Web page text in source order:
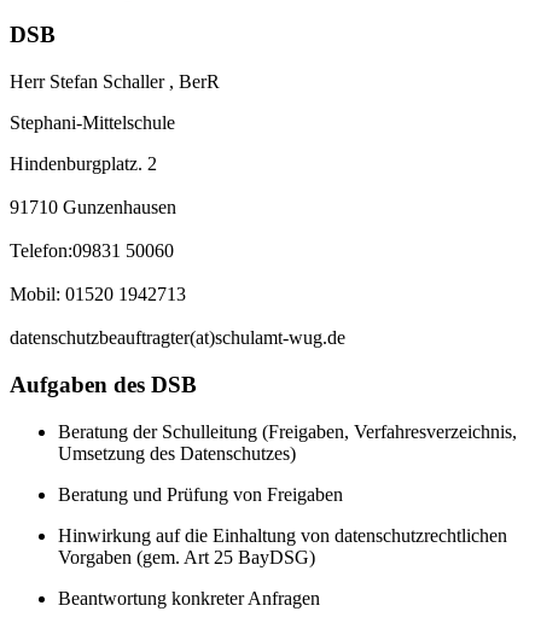
DSB
Herr Stefan Schaller , BerR
Stephani-Mittelschule
Hindenburgplatz. 2
91710 Gunzenhausen
Telefon:09831 50060
Mobil: 01520 1942713
datenschutzbeauftragter(at)schulamt-wug.de
Aufgaben des DSB
Beratung der Schulleitung (Freigaben, Verfahresverzeichnis,
Umsetzung des Datenschutzes)
Beratung und Prüfung von Freigaben
Hinwirkung auf die Einhaltung von datenschutzrechtlichen
Vorgaben (gem. Art 25 BayDSG)
Beantwortung konkreter Anfragen